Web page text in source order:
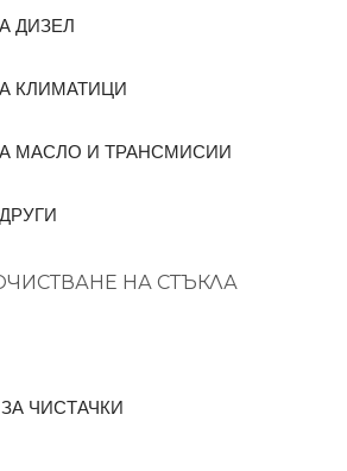
ДИЗЕЛ
КЛИМАТИЦИ
МАСЛО И ТРАНСМИСИИ
НА СТЪКЛА
ЧИСТАЧКИ